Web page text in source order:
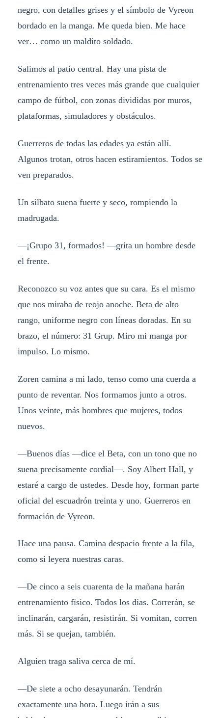
negro, con detalles grises y el símbolo de Vyreon
bordado en la manga. Me queda bien. Me hace
ver… como un maldito soldado.
Salimos al patio central. Hay una pista de
entrenamiento tres veces más grande que cualquier
campo de fútbol, con zonas divididas por muros,
plataformas, simuladores y obstáculos.
Guerreros de todas las edades ya están allí.
Algunos trotan, otros hacen estiramientos. Todos se
ven preparados.
Un silbato suena fuerte y seco, rompiendo la
madrugada.
—¡Grupo 31, formados! —grita un hombre desde
el frente.
Reconozco su voz antes que su cara. Es el mismo
que nos miraba de reojo anoche. Beta de alto
rango, uniforme negro con líneas doradas. En su
brazo, el número: 31 Grup. Miro mi manga por
impulso. Lo mismo.
Zoren camina a mi lado, tenso como una cuerda a
punto de reventar. Nos formamos junto a otros.
Unos veinte, más hombres que mujeres, todos
nuevos.
—Buenos días —dice el Beta, con un tono que no
suena precisamente cordial—. Soy Albert Hall, y
estaré a cargo de ustedes. Desde hoy, forman parte
oficial del escuadrón treinta y uno. Guerreros en
formación de Vyreon.
Hace una pausa. Camina despacio frente a la fila,
como si leyera nuestras caras.
—De cinco a seis cuarenta de la mañana harán
entrenamiento físico. Todos los días. Correrán, se
inclinarán, cargarán, resistirán. Si vomitan, corren
más. Si se quejan, también.
Alguien traga saliva cerca de mí.
—De siete a ocho desayunarán. Tendrán
exactamente una hora. Luego irán a sus